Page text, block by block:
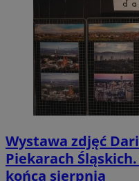
Wystawa zdjęć
Piekarach
końca sierpnia